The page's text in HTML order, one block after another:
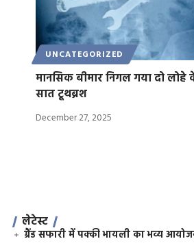
UNCATEGORIZED
मानसिक बीमार निगल गया दो
सात टूथब्रश
December 27, 2025
लेटेस्ट
ग्रैंड सफारी में पक्की भायली का भव्य